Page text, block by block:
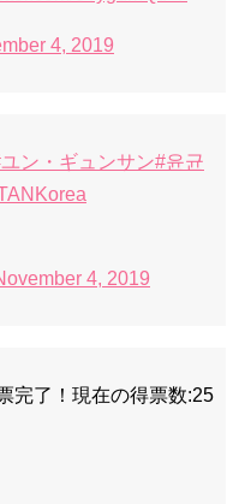
4, 2019
ン・ギュンサン#윤균
4, 2019
完了！現在の得票数:25